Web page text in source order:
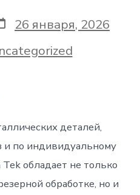
26 января, 2026
деталей,
и по индивидуальному
обладает не только
обработке, но и